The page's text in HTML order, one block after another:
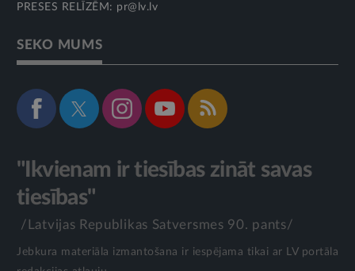
PRESES RELĪZĒM: pr@lv.lv
SEKO MUMS
"Ikvienam ir tiesības zināt savas
tiesības"
/Latvijas Republikas Satversmes 90. pants/
Jebkura materiāla izmantošana ir iespējama tikai ar LV portāla